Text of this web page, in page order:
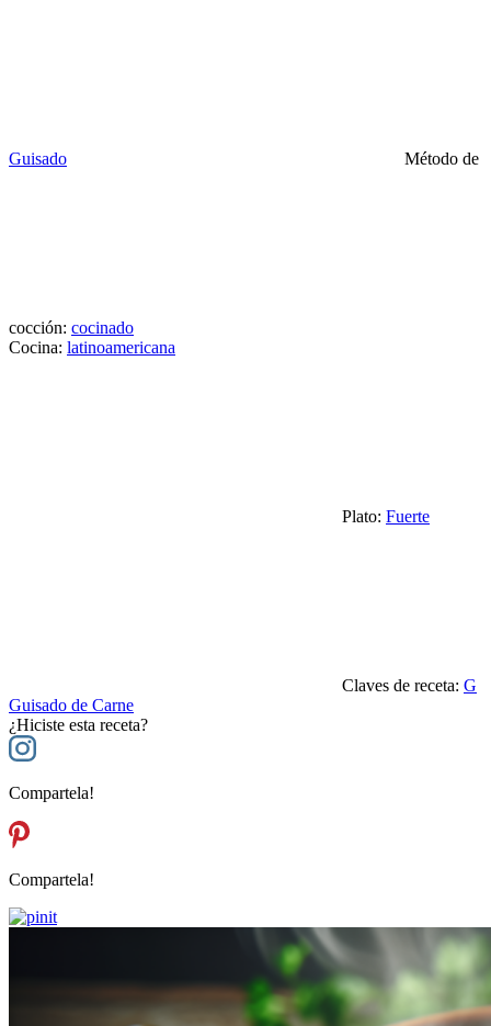
Guisado Método de
cocción: cocinado
Cocina: latinoamericana
Plato: Fuerte
Claves de receta: G
Guisado de Carne
¿Hiciste esta receta?
Compartela!
Compartela!